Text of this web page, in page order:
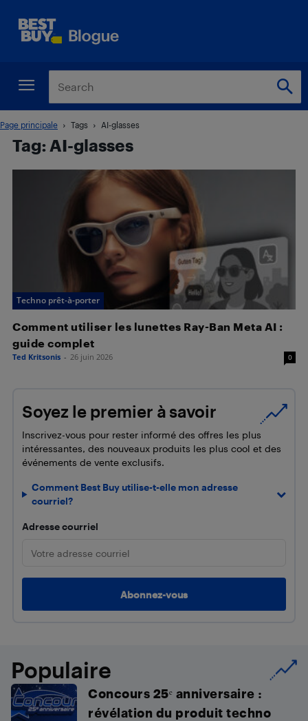
Page principale Tags AI-glasses
Tag: AI-glasses
Techno prêt-à-porter
Comment utiliser les lunettes Ray-Ban Meta AI :
guide complet
Ted Kritsonis - 26 juin 2026 0
Soyez le premier à savoir
Inscrivez-vous pour rester informé des offres les plus
intéressantes, des nouveaux produits les plus cool et des
événements de vente exclusifs.
Comment Best Buy utilise-t-elle mon adresse
courriel?
Adresse courriel
Populaire
Concours 25ᵉ anniversaire :
révélation du produit techno